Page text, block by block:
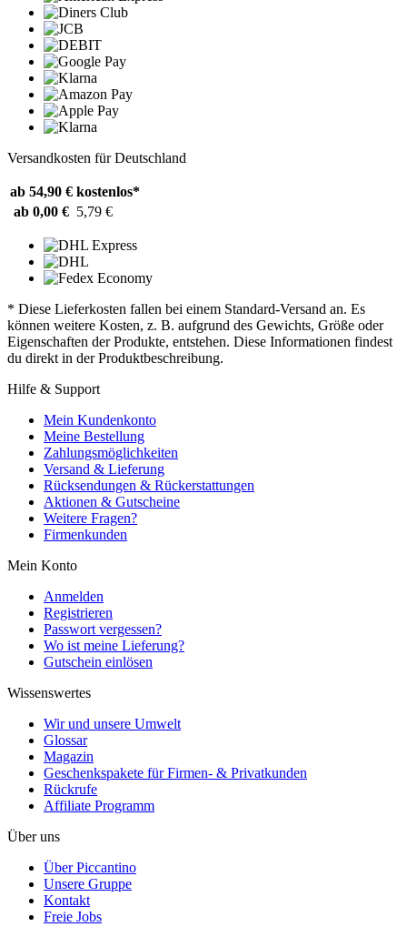
Versandkosten für Deutschland
ab 54,90 € kostenlos*
ab 0,00 € 5,79 €
* Diese Lieferkosten fallen bei einem Standard-Versand an. Es
können weitere Kosten, z. B. aufgrund des Gewichts, Größe oder
Eigenschaften der Produkte, entstehen. Diese Informationen findest
du direkt in der Produktbeschreibung.
Hilfe & Support
Mein Kundenkonto
Meine Bestellung
Zahlungsmöglichkeiten
Versand & Lieferung
Rücksendungen & Rückerstattungen
Aktionen & Gutscheine
Weitere Fragen?
Firmenkunden
Mein Konto
Anmelden
Registrieren
Passwort vergessen?
Wo ist meine Lieferung?
Gutschein einlösen
Wissenswertes
Wir und unsere Umwelt
Glossar
Magazin
Geschenkspakete für Firmen- & Privatkunden
Rückrufe
Affiliate Programm
Über uns
Über Piccantino
Unsere Gruppe
Kontakt
Freie Jobs